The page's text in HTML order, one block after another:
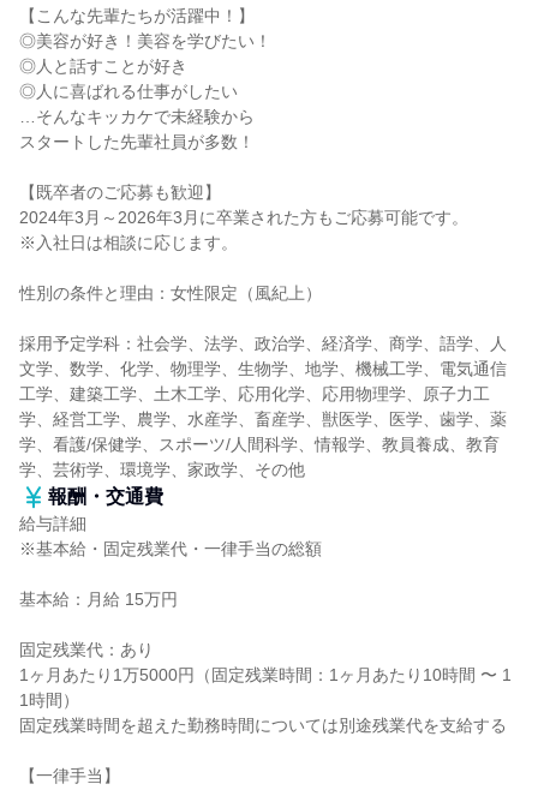
【こんな先輩たちが活躍中！】
◎美容が好き！美容を学びたい！
◎人と話すことが好き
◎人に喜ばれる仕事がしたい
…そんなキッカケで未経験から
スタートした先輩社員が多数！
【既卒者のご応募も歓迎】
2024年3月～2026年3月に卒業された方もご応募可能です。
※入社日は相談に応じます。
性別の条件と理由：女性限定（風紀上）
採用予定学科：社会学、法学、政治学、経済学、商学、語学、人
文学、数学、化学、物理学、生物学、地学、機械工学、電気通信
工学、建築工学、土木工学、応用化学、応用物理学、原子力工
学、経営工学、農学、水産学、畜産学、獣医学、医学、歯学、薬
学、看護/保健学、スポーツ/人間科学、情報学、教員養成、教育
学、芸術学、環境学、家政学、その他
報酬・交通費
給与詳細
※基本給・固定残業代・一律手当の総額
基本給：月給 15万円
固定残業代：あり
1ヶ月あたり1万5000円（固定残業時間：1ヶ月あたり10時間 〜 1
1時間）
固定残業時間を超えた勤務時間については別途残業代を支給する
【一律手当】